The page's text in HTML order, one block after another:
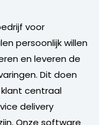
voor
persoonlijk willen
en leveren de
Dit doen
centraal
delivery
Onze software